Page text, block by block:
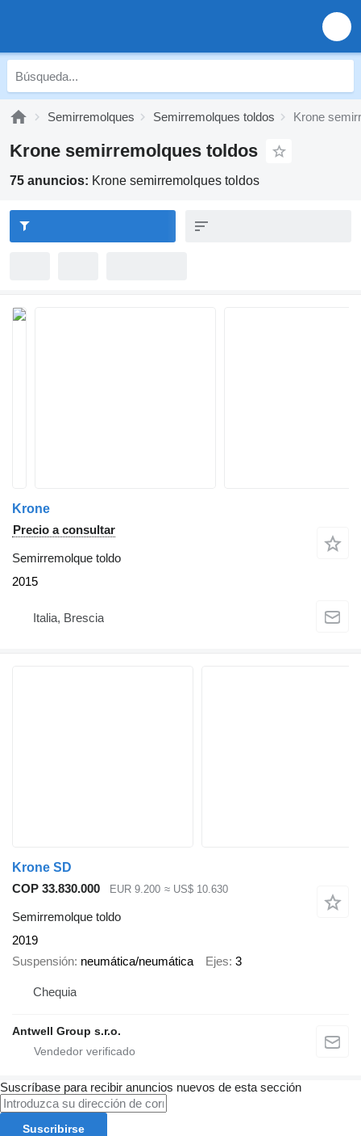
Semirremolques Semirremolques toldos Krone
Krone semirremolques toldos
75 anuncios: Krone semirremolques toldos
Krone
Precio a consultar
Semirremolque toldo
2015
Italia, Brescia
Krone SD
COP 33.830.000
EUR 9.200 ≈ US$ 10.630
Semirremolque toldo
2019
Suspensión neumática/neumática Ejes 3
Chequia
Antwell Group s.r.o.
Suscríbase para recibir anuncios nuevos de esta sección
Suscribirse